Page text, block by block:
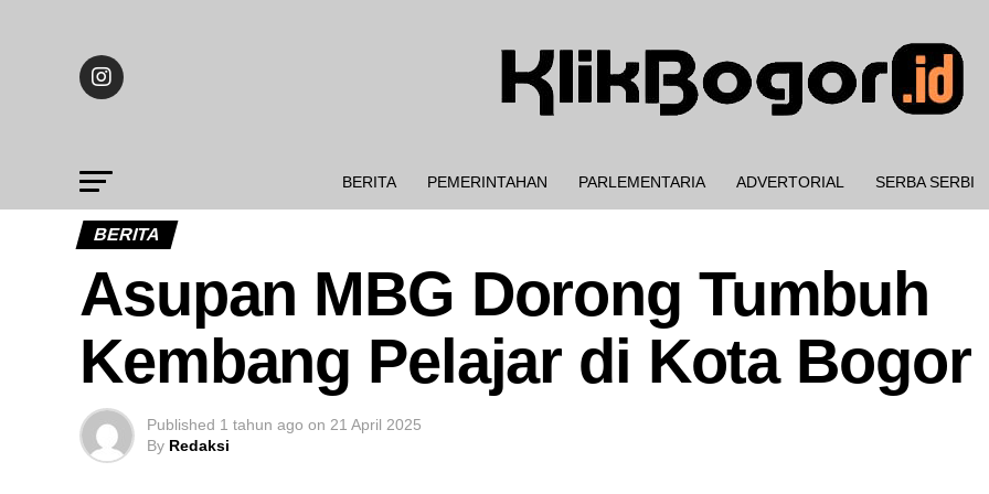
BERITA PEMERINTAHAN PARLEMENTARIA ADVERTORIAL SERBA SERBI
BERITA
Asupan MBG Dorong Tumbuh
Kembang Pelajar di Kota Bogor
Published 1 tahun ago on 21 April 2025
By Redaksi